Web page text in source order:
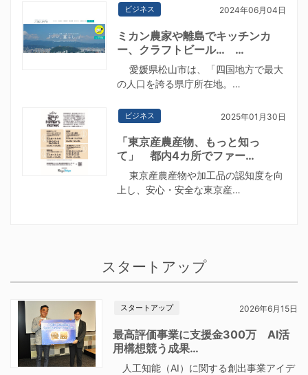
ビジネス 2024年06月04日
ミカン農家や離島でキッチンカ
ー、クラフトビール… …
愛媛県松山市は、「四国地方で最大
の人口を誇る県庁所在地。…
ビジネス 2025年01月30日
「東京産農産物、もっと知っ
て」 都内4カ所でファー…
東京産農産物や加工品の認知度を向
上し、安心・安全な東京産…
スタートアップ
スタートアップ 2026年6月15日
最高評価事業に支援金300万 AI活
用構想競う成果…
人工知能（AI）に関する創出事業アイデ